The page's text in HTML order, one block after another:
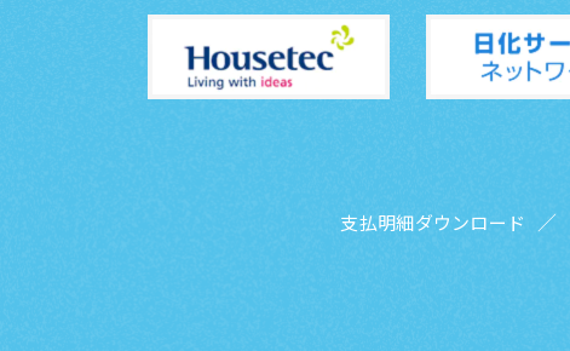
支払明細ダウンロード